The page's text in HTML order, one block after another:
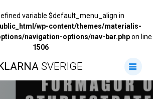
variable $default_menu_align in
wp-content/themes/materialis-
navigation-options/nav-bar.phpon line
1506
till
SVERIGE